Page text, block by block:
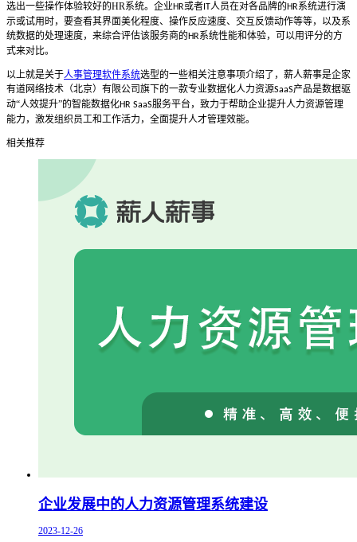
选出一些操作体验较好的HR系统。企业HR或者IT人员在对各品牌的HR系统进行演
示或试用时，要查看其界面美化程度、操作反应速度、交互反馈动作等等，以及系
统数据的处理速度，来综合评估该服务商的HR系统性能和体验，可以用评分的方
式来对比。
以上就是关于人事管理软件系统选型的一些相关注意事项介绍了，薪人薪事是企家
有道网络技术（北京）有限公司旗下的一款专业数据化人力资源SaaS产品是数据驱
动“人效提升”的智能数据化HR SaaS服务平台，致力于帮助企业提升人力资源管理
能力，激发组织员工和工作活力，全面提升人才管理效能。
相关推荐
企业发展中的人力资源管理系统建设
2023-12-26